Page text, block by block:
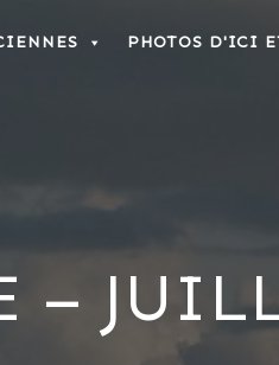
PHOTOS D'ICI
–